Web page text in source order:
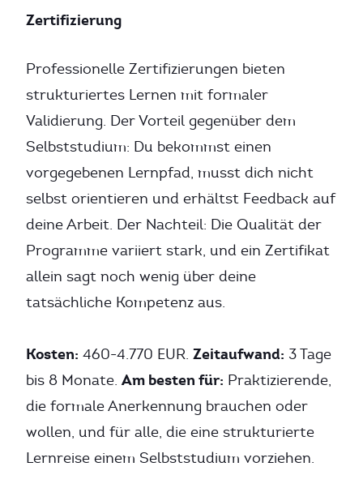
Zertifizierung
Professionelle Zertifizierungen bieten
strukturiertes Lernen mit formaler
Validierung. Der Vorteil gegenüber dem
Selbststudium: Du bekommst einen
vorgegebenen Lernpfad, musst dich nicht
selbst orientieren und erhältst Feedback auf
deine Arbeit. Der Nachteil: Die Qualität der
Programme variiert stark, und ein Zertifikat
allein sagt noch wenig über deine
tatsächliche Kompetenz aus.
Kosten: 460-4.770 EUR. Zeitaufwand: 3 Tage
bis 8 Monate. Am besten für: Praktizierende,
die formale Anerkennung brauchen oder
wollen, und für alle, die eine strukturierte
Lernreise einem Selbststudium vorziehen.